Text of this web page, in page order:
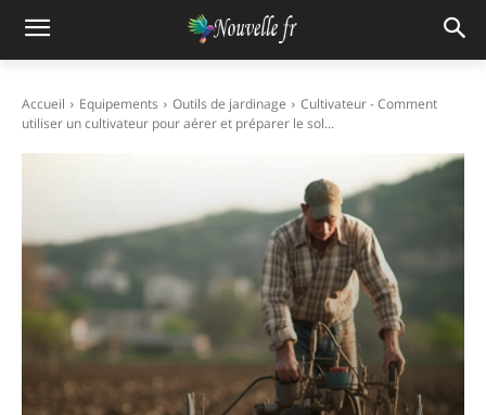
Accueil Equipements Outils de jardinage
Cultivateur - Comment
utiliser un cultivateur pour aérer et préparer le sol...